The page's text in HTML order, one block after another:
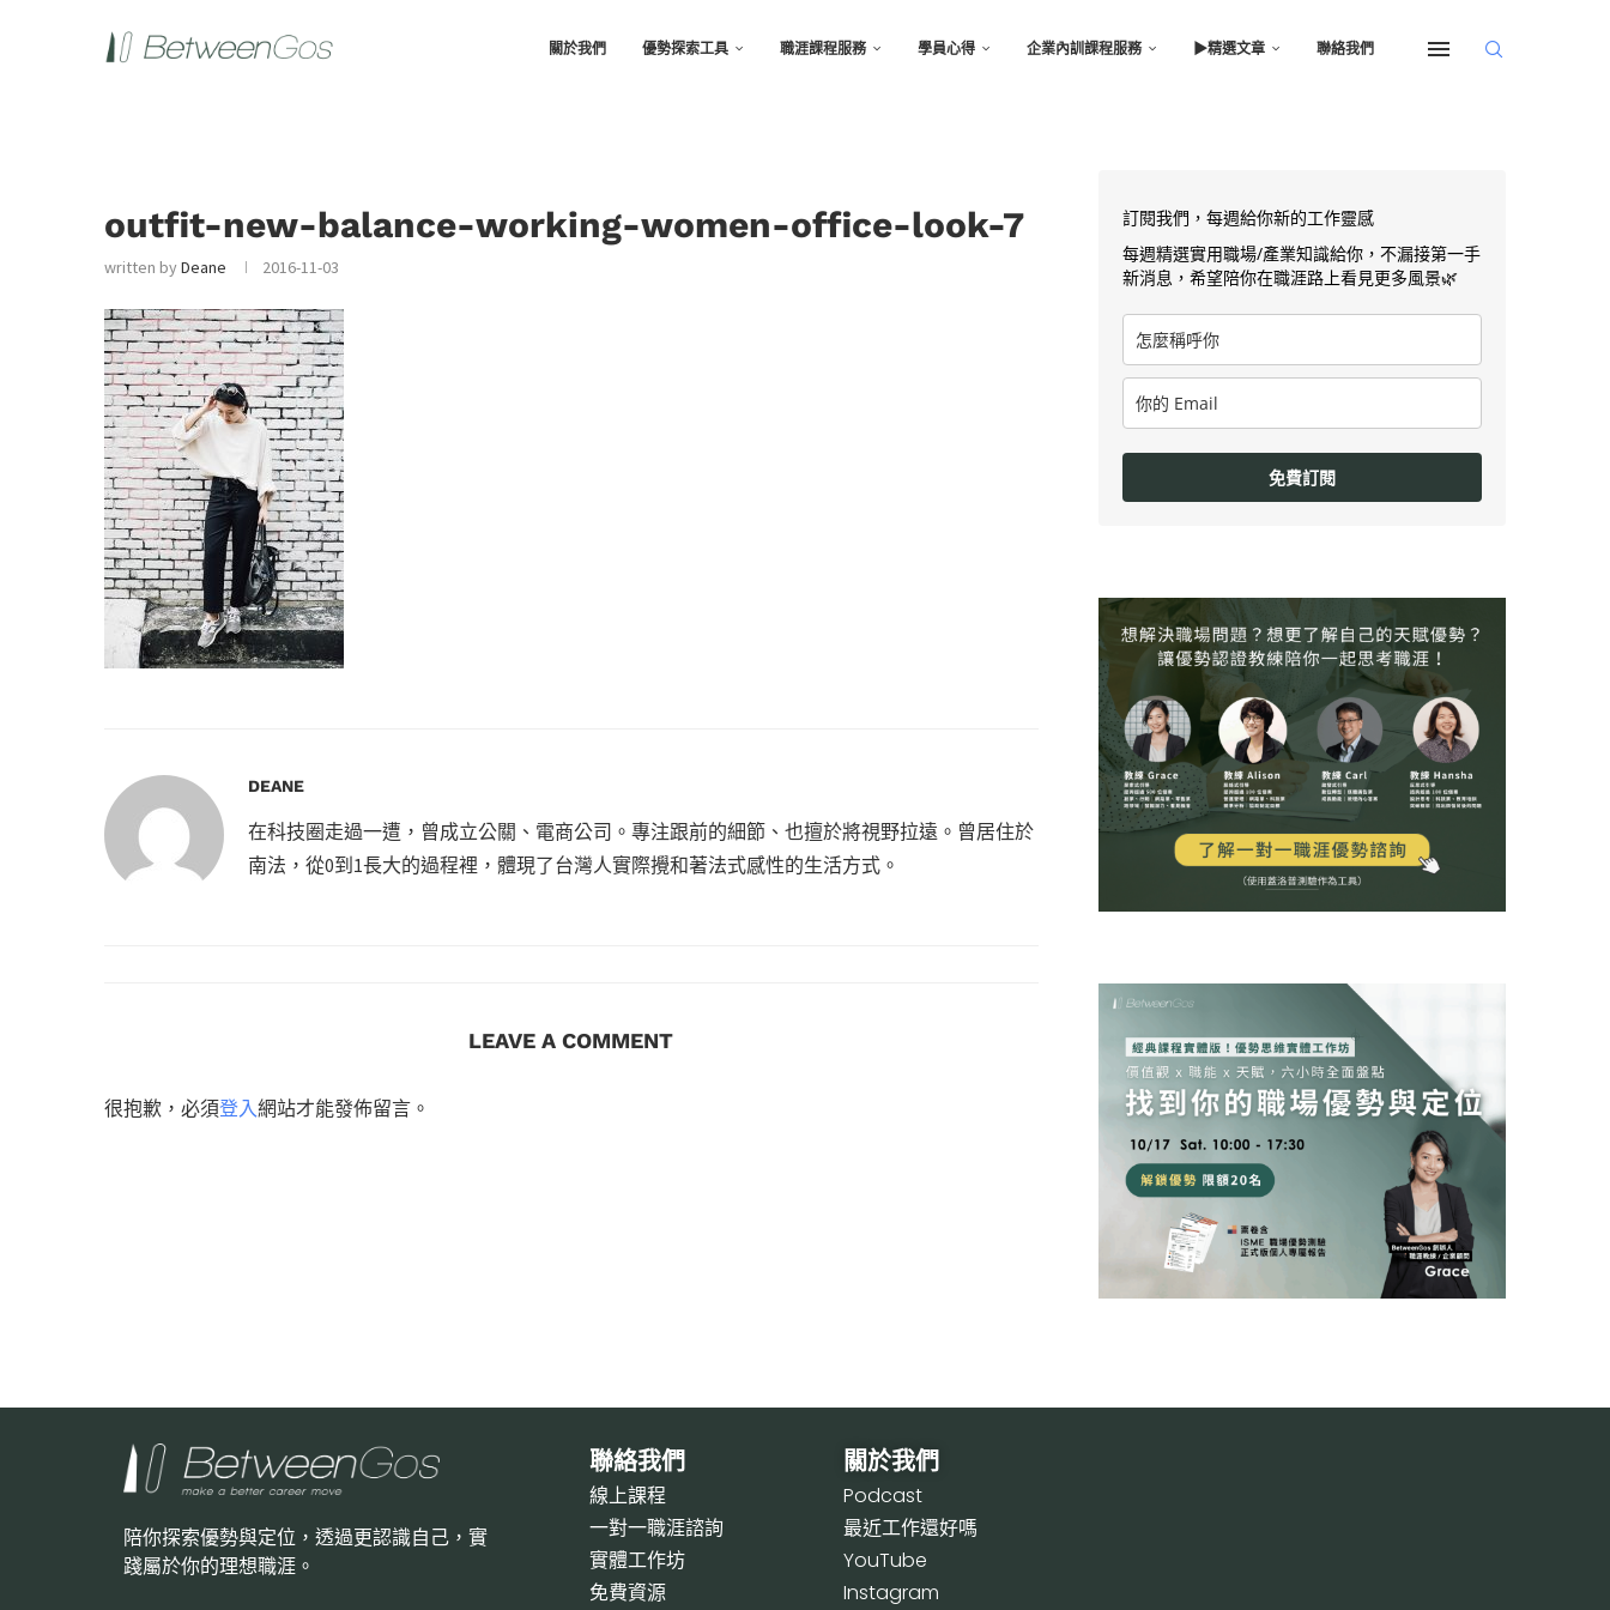
關於我們 優勢探索工具 職涯課程服務 學員心得 企業內訓課程服務 ▶︎精選文章 聯絡我們
outfit-new-balance-working-women-office-look-7
written byDeane 2016-11-03
DEANE
在科技圈走過一遭，曾成立公關、電商公司。專注跟前的細節、也擅於將視野拉遠。曾居住於
南法，從0到1長大的過程裡，體現了台灣人實際攪和著法式感性的生活方式。
LEAVE A COMMENT
很抱歉，必須登入網站才能發佈留言。
訂閱我們，每週給你新的工作靈感
每週精選實用職場/產業知識給你，不漏接第一手
新消息，希望陪你在職涯路上看見更多風景🌿
免費訂閱
陪你探索優勢與定位，透過更認識自己，實
踐屬於你的理想職涯。
聯絡我們
線上課程
一對一職涯諮詢
實體工作坊
免費資源
關於我們
Podcast
最近工作還好嗎
YouTube
Instagram